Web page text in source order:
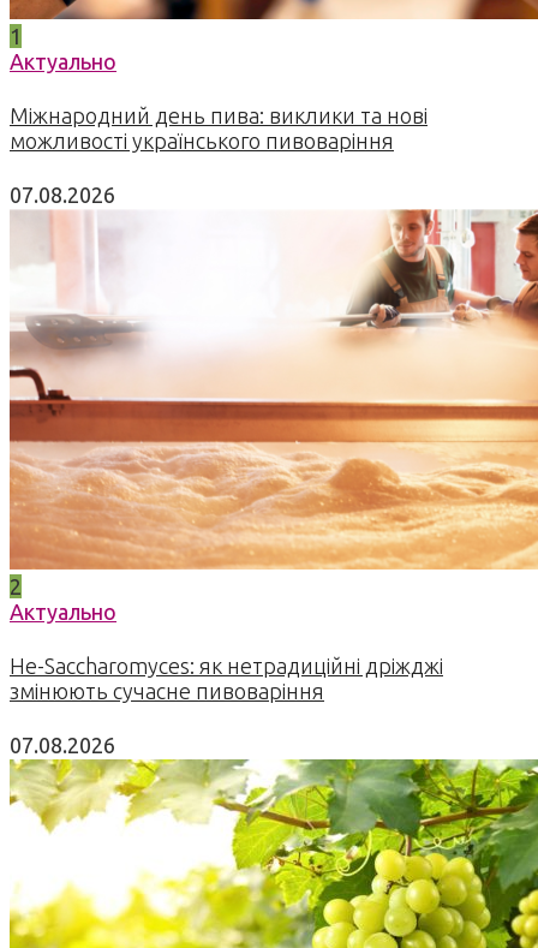
1
Актуально
Міжнародний день пива: виклики та нові
можливості українського пивоваріння
07.08.2026
2
Актуально
Не-Saccharomyces: як нетрадиційні дріжджі
змінюють сучасне пивоваріння
07.08.2026